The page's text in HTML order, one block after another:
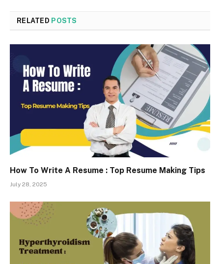
RELATED POSTS
How To Write A Resume : Top Resume Making Tips
July 28, 2025